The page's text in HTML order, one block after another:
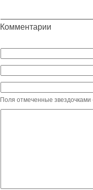
Комментарии
Поля отмеченные